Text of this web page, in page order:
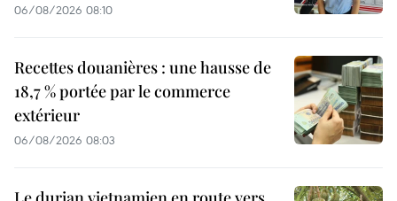
06/08/2026 08:10
Recettes douanières : une hausse de
18,7 % portée par le commerce
extérieur
06/08/2026 08:03